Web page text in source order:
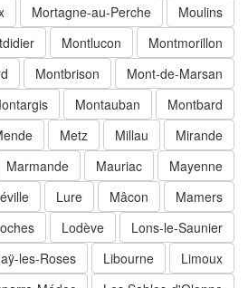
Moulins
Mortagne-au-Perche
Montmorillon
Montlucon
Mont-de-Marsan
Montbrison
Montbard
Montauban
Mirande
Millau
Metz
Mayenne
Mauriac
Marmande
Mamers
Mâcon
Lure
Lons-le-Saunier
Lodève
Limoux
Libourne
les-Roses